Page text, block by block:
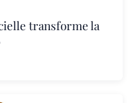
transforme la